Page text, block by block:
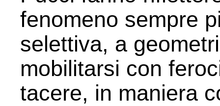
fenomeno sempre
selettiva, a
mobilitarsi con
tacere, in maniera